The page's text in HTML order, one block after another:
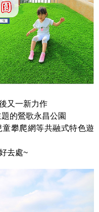
又一新力作
的鶯歌永昌公園
攀爬網等共融式特色遊
去處~